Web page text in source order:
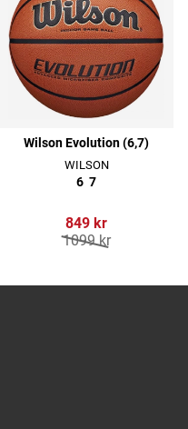
Wilson Evolution (6,7)
WILSON
6 7
849 kr
1099 kr